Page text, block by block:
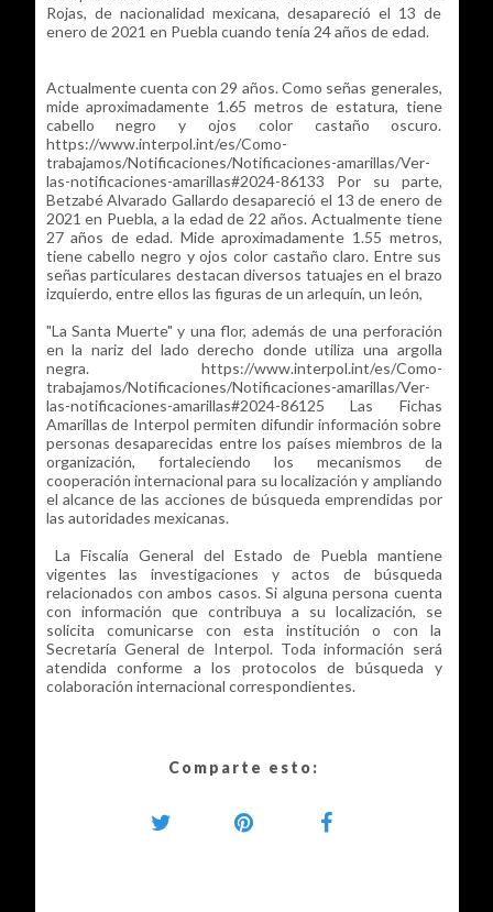
Rojas, de nacionalidad mexicana, desapareció el 13 de
enero de 2021 en Puebla cuando tenía 24 años de edad.
Actualmente cuenta con 29 años. Como señas generales,
mide aproximadamente 1.65 metros de estatura, tiene
cabello negro y ojos color castaño oscuro.
https://www.interpol.int/es/Como-
trabajamos/Notificaciones/Notificaciones-amarillas/Ver-
las-notificaciones-amarillas#2024-86133 Por su parte,
Betzabé Alvarado Gallardo desapareció el 13 de enero de
2021 en Puebla, a la edad de 22 años. Actualmente tiene
27 años de edad. Mide aproximadamente 1.55 metros,
tiene cabello negro y ojos color castaño claro. Entre sus
señas particulares destacan diversos tatuajes en el brazo
izquierdo, entre ellos las figuras de un arlequín, un león,
"La Santa Muerte" y una flor, además de una perforación
en la nariz del lado derecho donde utiliza una argolla
negra. https://www.interpol.int/es/Como-
trabajamos/Notificaciones/Notificaciones-amarillas/Ver-
las-notificaciones-amarillas#2024-86125 Las Fichas
Amarillas de Interpol permiten difundir información sobre
personas desaparecidas entre los países miembros de la
organización, fortaleciendo los mecanismos de
cooperación internacional para su localización y ampliando
el alcance de las acciones de búsqueda emprendidas por
las autoridades mexicanas.
La Fiscalía General del Estado de Puebla mantiene
vigentes las investigaciones y actos de búsqueda
relacionados con ambos casos. Si alguna persona cuenta
con información que contribuya a su localización, se
solicita comunicarse con esta institución o con la
Secretaría General de Interpol. Toda información será
atendida conforme a los protocolos de búsqueda y
colaboración internacional correspondientes.
Comparte esto: